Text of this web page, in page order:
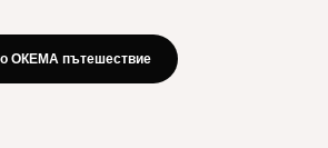
ОКЕМА пътешествиеRead more - https://